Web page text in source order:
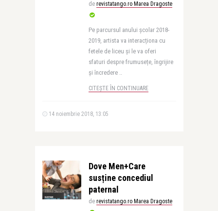
de revistatango.ro Marea Dragoste
Pe parcursul anului școlar 2018-
2019, artista va interacționa cu
fetele de liceu și le va oferi
sfaturi despre frumusețe, îngrijire
și încredere ..
CITEȘTE ÎN CONTINUARE
14 noiembrie 2018, 13:05
Dove Men+Care
susține concediul
paternal
de revistatango.ro Marea Dragoste